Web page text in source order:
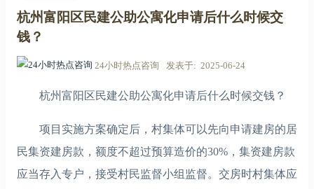
杭州富阳区民建公助公寓化申请后什么时候交
钱？
24小时热点咨询 发表于 2025-06-24
杭州富阳区民建公助公寓化申请后什么时候交钱？
项目实施方案确定后，村集体可以先向申请建房的居
民集资建房款，额度不超过预算造价的30%，集资建房款
应当存入专户，接受村民监督小组监督。交房时村集体应